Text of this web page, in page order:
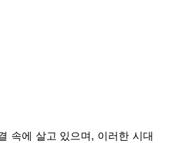
속에 살고 있으며, 이러한 시대